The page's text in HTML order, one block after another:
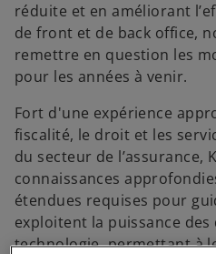
réduite et en améliorant
de front et de back office,
remettre en question les
pour les années à venir.
Fort d'une expérience
fiscalité, le droit et les
du secteur de l’assurance,
connaissances
étendues requises pour
exploitent la puissance des
technologie, permettant à